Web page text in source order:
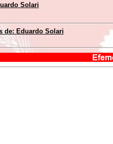
Solari
de: Eduardo Solari